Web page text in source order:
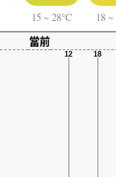
15 ~ 28°C 18 ~
當前